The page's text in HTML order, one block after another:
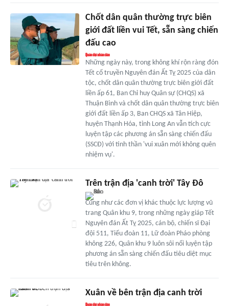
Chốt dân quân thường trực biên
giới đất liền vui Tết, sẵn sàng chiến
đấu cao
Những ngày này, trong không khí rộn ràng đón
Tết cổ truyền Nguyên đán Ất Tỵ 2025 của dân
tộc, chốt dân quân thường trực biên giới đất
liền ấp 61, Ban Chỉ huy Quân sự (CHQS) xã
Thuận Bình và chốt dân quân thường trực biên
giới đất liền ấp 3, Ban CHQS xã Tân Hiệp,
huyện Thạnh Hóa, tỉnh Long An vẫn tích cực
luyện tập các phương án sẵn sàng chiến đấu
(SSCĐ) với tinh thần 'vui xuân mới không quên
nhiệm vụ'.
Trên trận địa 'canh trời' Tây Đô
Cũng như các đơn vị khác thuộc lực lượng vũ
trang Quân khu 9, trong những ngày giáp Tết
Nguyên đán Ất Tỵ 2025, cán bộ, chiến sĩ Đại
đội 511, Tiểu đoàn 11, Lữ đoàn Pháo phòng
không 226, Quân khu 9 luôn sôi nổi luyện tập
phương án sẵn sàng chiến đấu tiêu diệt mục
tiêu trên không.
Xuân về bên trận địa canh trời